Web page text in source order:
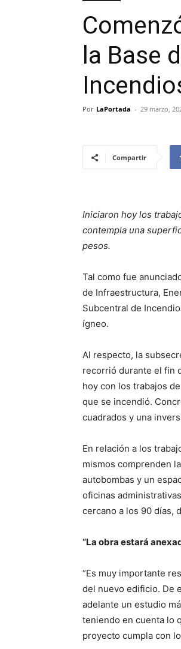
la Base
Por LaPortada - 29 marzo,
Compartir
Iniciaron hoy los
contempla una
pesos.
Tal como fue
de Infraestructura,
Subcentral de
ígneo.
Al respecto, la
recorrió durante el fin
hoy con los trabajos
que se incendió.
cuadrados y una
En relación a los
mismos comprenden
autobombas y un
oficinas
cercano a los 90 días,
“La obra estará
“Es muy importante
del nuevo edificio. De
adelante un estudio
teniendo en cuenta lo
proyecto cumpla con